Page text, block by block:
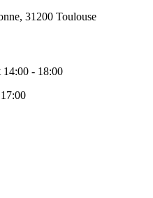
31200 Toulouse
14:00 - 18:00